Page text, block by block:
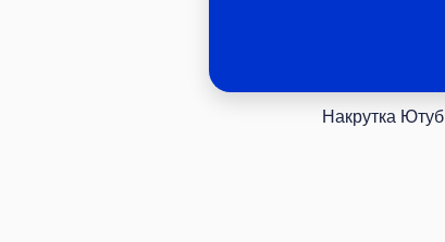
Накрутка Ютуб